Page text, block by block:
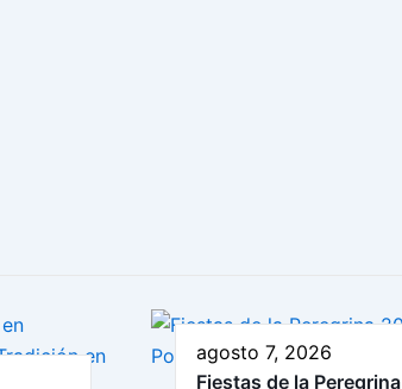
agosto 7, 2026
Fiestas de la Peregrina